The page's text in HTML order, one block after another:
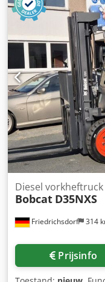
Friedrichsdorf 314
Diesel vorkheftruck
Bobcat D35NXS
Prijsinfo